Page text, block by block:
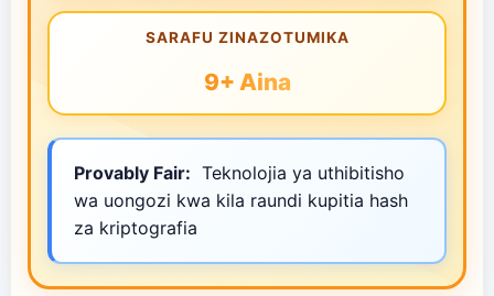
SARAFU ZINAZOTUMIKA
9+ Aina
Provably Fair: Teknolojia ya uthibitisho
wa uongozi kwa kila raundi kupitia hash
za kriptografia